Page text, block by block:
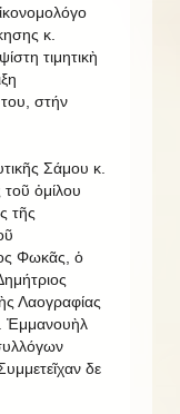
κ.
τιμητικὴ
στήν
Σάμου κ.
ὀμίλου
τῆς
Φωκᾶς, ὁ
Λαογραφίας
Ἐμμανουὴλ
δε